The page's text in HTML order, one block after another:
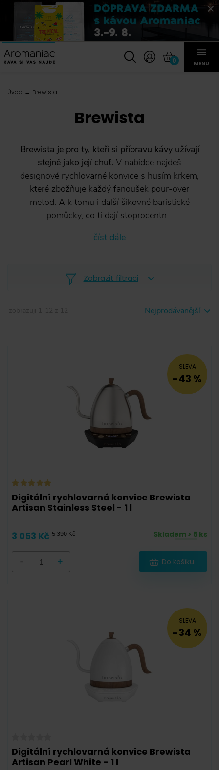
0 MENU
Úvod Brewista
Brewista
Brewista je pro ty, kteří si přípravu kávy užívají
stejně jako její chuť. V nabídce najdeš
designové rychlovarné konvice s husím krkem,
které zbožňuje každý fanoušek pour-over
metod. A k tomu i další šikovné baristické
pomůcky, co ti dají stoprocentn...
číst dále
Zobrazit filtraci
Nejprodávanější
SLEVA
-43 %
Digitální rychlovarná konvice Brewista
Artisan Stainless Steel - 1 l
3 053 Kč 5 390 Kč Skladem > 5 ks
+ Do košíku
SLEVA
-34 %
Digitální rychlovarná konvice Brewista
Artisan Pearl White - 1 l